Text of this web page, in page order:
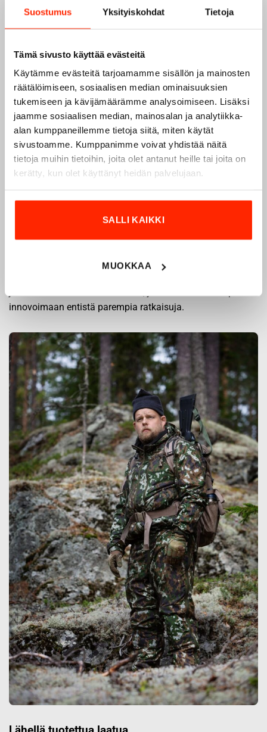
Suostumus Yksityiskohdat Tietoja
Tämä sivusto käyttää evästeitä
Käytämme evästeitä tarjoamamme sisällön ja mainosten
räätälöimiseen, sosiaalisen median ominaisuuksien
tukemiseen ja kävijämäärämme analysoimiseen. Lisäksi
jaamme sosiaalisen median, mainosalan ja analytiikka-
alan kumppaneillemme tietoja siitä, miten käytät
sivustoamme. Kumppanimme voivat yhdistää näitä
tietoja muihin tietoihin, joita olet antanut heille tai joita on
kerätty, kun olet käyttänyt heidän palvelujaan.
SALLI KAIKKI
MUOKKAA
Origopro – Suomalainen laatumerkki vuodesta
Origoproon suomalainen turvallisuus- ja
ulkoiluvaatetukseen erikoistunut yritys, joka on toiminut
puolustusvoimien ja poliisin sopimusvalmistajana.
innovoimaan entistä parempia ratkaisuja.